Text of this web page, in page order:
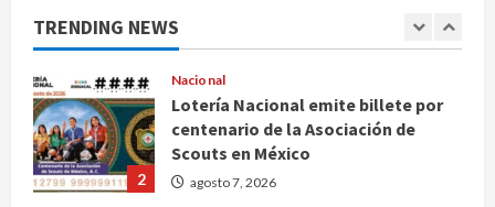
TRENDING NEWS
1
2
Nacional
Lotería Nacional emite billete por
centenario de la Asociación de
Scouts en México
agosto 7, 2026